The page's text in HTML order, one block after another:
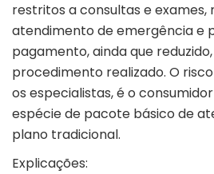
restritos a consultas e
atendimento de emergência e
pagamento, ainda que
procedimento realizado. O
os especialistas, é o
espécie de pacote básico de
plano tradicional.
Explicações: